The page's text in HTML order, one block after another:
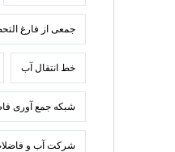
جمعی از فارغ
خط انتقال آب
شبکه جمع آوری
شرکت آب و